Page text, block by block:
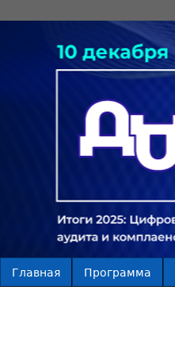
Главная Программа